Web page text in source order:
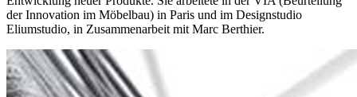
der Innovation im Möbelbau) in Paris und im Designstudio
Eliumstudio, in Zusammenarbeit mit Marc Berthier.